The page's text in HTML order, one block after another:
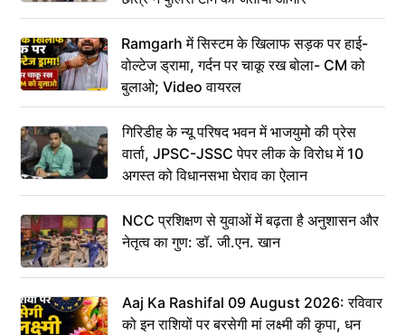
Ramgarh में सिस्टम के खिलाफ सड़क पर हाई-
वोल्टेज ड्रामा, गर्दन पर चाकू रख बोला- CM को
बुलाओ; Video वायरल
गिरिडीह के न्यू परिषद भवन में भाजयुमो की प्रेस
वार्ता, JPSC-JSSC पेपर लीक के विरोध में 10
अगस्त को विधानसभा घेराव का ऐलान
NCC प्रशिक्षण से युवाओं में बढ़ता है अनुशासन और
नेतृत्व का गुण: डॉ. जी.एन. खान
Aaj Ka Rashifal 09 August 2026: रविवार
को इन राशियों पर बरसेगी मां लक्ष्मी की कृपा, धन